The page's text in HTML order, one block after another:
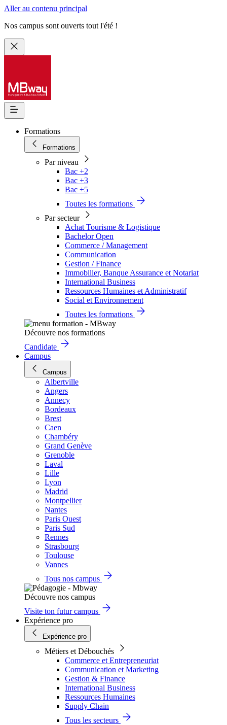
Aller au contenu principal
Nos campus sont ouverts tout l'été !
Formations
Formations
Par niveau
Bac +2
Bac +3
Bac +5
Toutes les formations
Par secteur
Achat Tourisme & Logistique
Bachelor Open
Commerce / Management
Communication
Gestion / Finance
Immobilier, Banque Assurance et Notariat
International Business
Ressources Humaines et Administratif
Social et Environnement
Toutes les formations
Découvre nos formations
Candidate
Campus
Campus
Albertville
Angers
Annecy
Bordeaux
Brest
Caen
Chambéry
Grand Genève
Grenoble
Laval
Lille
Lyon
Madrid
Montpellier
Nantes
Paris Ouest
Paris Sud
Rennes
Strasbourg
Toulouse
Vannes
Tous nos campus
Découvre nos campus
Visite ton futur campus
Expérience pro
Expérience pro
Métiers et Débouchés
Commerce et Entrepreneuriat
Communication et Marketing
Gestion & Finance
International Business
Ressources Humaines
Supply Chain
Tous les secteurs